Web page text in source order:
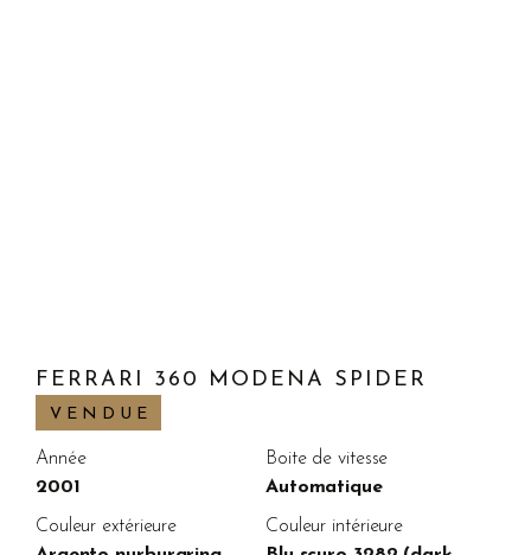
FERRARI 360 MODENA SPIDER
VENDUE
Année
2001
Boite de vitesse
Automatique
Couleur extérieure
Couleur intérieure